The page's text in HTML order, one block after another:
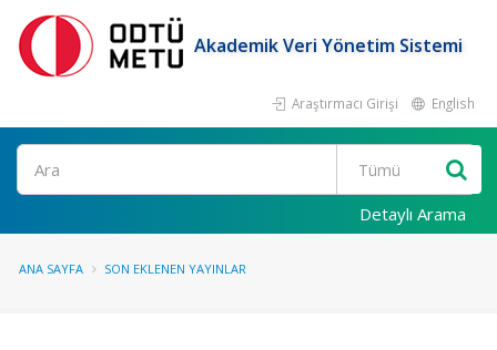
Akademik Veri Yönetim Sistemi
Araştırmacı Girişi English
Ara
Detaylı Arama
ANA SAYFA SON EKLENEN YAYINLAR